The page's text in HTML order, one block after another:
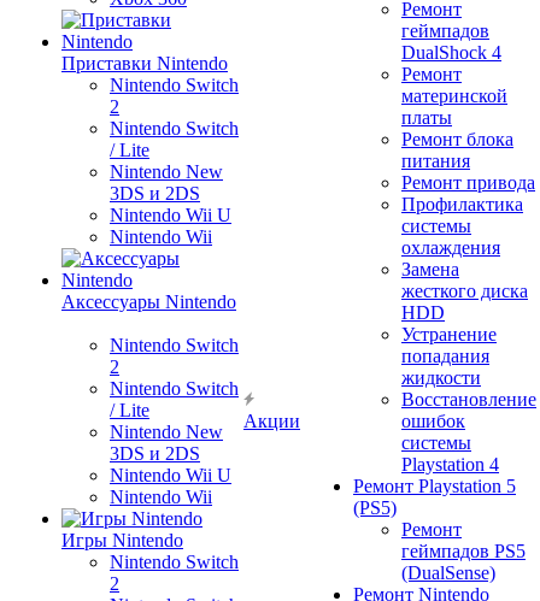
Приставки Nintendo
Nintendo Switch
2
Nintendo Switch
/ Lite
Nintendo New
3DS и 2DS
Nintendo Wii U
Nintendo Wii
Аксессуары Nintendo
Nintendo Switch
2
Nintendo Switch
/ Lite
Nintendo New
3DS и 2DS
Nintendo Wii U
Nintendo Wii
Игры Nintendo
Nintendo Switch
2
Акции
Ремонт
геймпадов
DualShock 4
Ремонт
материнской
платы
Ремонт блока
питания
Ремонт привода
Профилактика
системы
охлаждения
Замена
жесткого диска
HDD
Устранение
попадания
жидкости
Восстановление
ошибок
системы
Playstation 4
Ремонт Playstation 5
(PS5)
Ремонт
геймпадов PS5
(DualSense)
Ремонт Nintendo